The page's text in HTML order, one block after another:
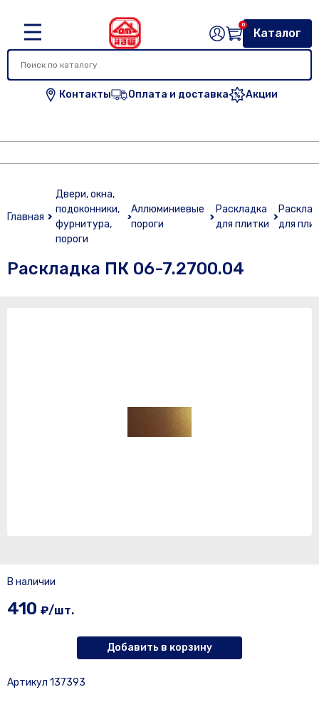
Контакты Оплата и доставка Акции
Каталог
0
Главная
Двери, окна,
подоконники,
фурнитура,
пороги
Аллюминиевые
пороги
Раскладка
для плитки
для
Раскладка ПК 06-7.2700.04
В наличии
410 ₽/шт.
Добавить в корзину
Артикул 137393